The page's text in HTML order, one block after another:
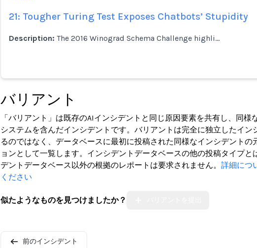
21: Tougher Turing Test Exposes Chatbots’ Stupidity
Description: The 2016 Winograd Schema Challenge highli…
バリアント
「バリアント」は既存のAIインシデントと同じ原因要素を共有し、同様
システムを含んだインシデントです。バリアントは完全に独立したイン
るのではなく、データベースに最初に投稿された同様なインシデントの
ョンとして一覧します。インシデントデータベースの他の投稿タイプと
デントデータベース以外の根拠のレポートは要求されません。 詳細につ
ください
似たようなものを見つけましたか？
前のインシデント